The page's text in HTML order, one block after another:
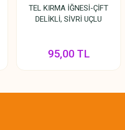
TEL KIRMA İĞNESİ-ÇİFT
DELİKLİ, SİVRİ UÇLU
95,00 TL